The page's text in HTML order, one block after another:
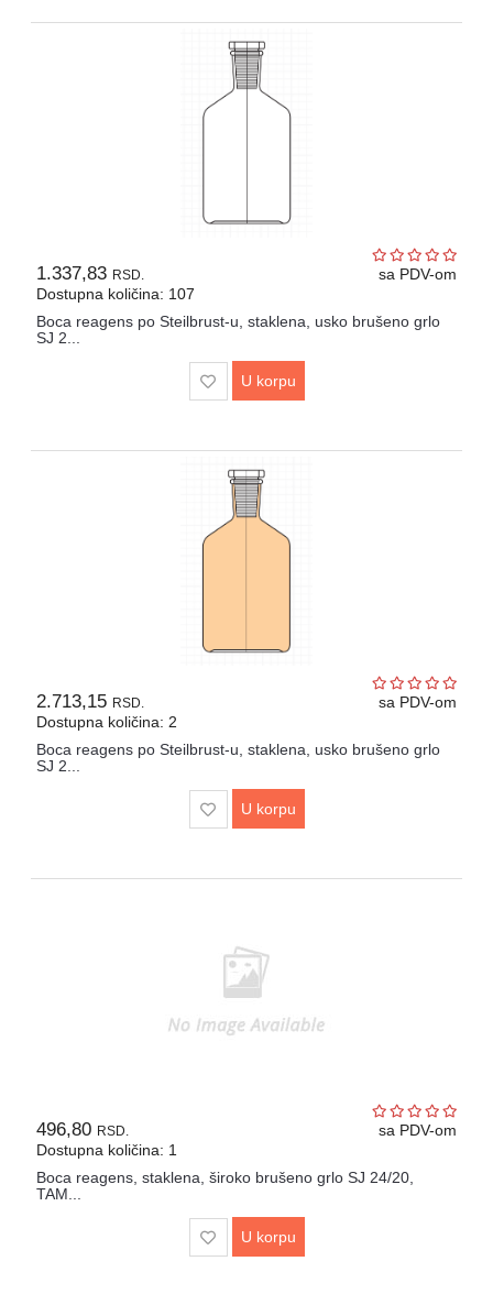
1.337,83 RSD.
sa PDV-om
Dostupna količina: 107
Boca reagens po Steilbrust-u, staklena, usko brušeno grlo
SJ 2...
U korpu
2.713,15 RSD.
sa PDV-om
Dostupna količina: 2
Boca reagens po Steilbrust-u, staklena, usko brušeno grlo
SJ 2...
U korpu
496,80 RSD.
sa PDV-om
Dostupna količina: 1
Boca reagens, staklena, široko brušeno grlo SJ 24/20,
TAM...
U korpu